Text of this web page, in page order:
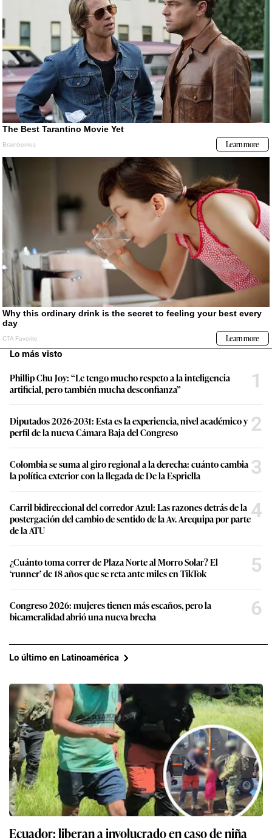
Lo más visto
Phillip Chu Joy: “Le tengo mucho respeto a la inteligencia
artificial, pero también mucha desconfianza”
1
Diputados 2026-2031: Esta es la experiencia, nivel académico y
perfil de la nueva Cámara Baja del Congreso
2
Colombia se suma al giro regional a la derecha: cuánto cambia
la política exterior con la llegada de De la Espriella
3
Carril bidireccional del corredor Azul: Las razones detrás de la
postergación del cambio de sentido de la Av. Arequipa por parte
de la ATU
4
¿Cuánto toma correr de Plaza Norte al Morro Solar? El
‘runner’ de 18 años que se reta ante miles en TikTok
5
Congreso 2026: mujeres tienen más escaños, pero la
bicameralidad abrió una nueva brecha
6
Lo último en Latinoamérica
Ecuador: liberan a involucrado en caso de niña